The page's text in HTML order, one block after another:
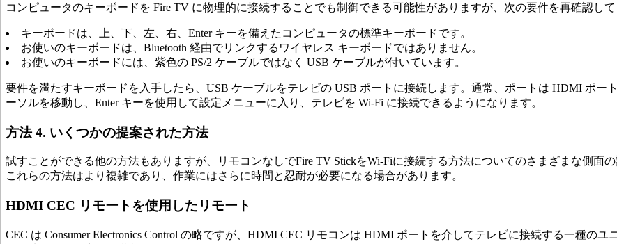
コンピュータのキーボードを Fire TV に物理的に接続することでも制御できる可能性がありますが、次の要件を再確認して
キーボードは、上、下、左、右、Enter キーを備えたコンピュータの標準キーボードです。
お使いのキーボードは、Bluetooth 経由でリンクするワイヤレス キーボードではありません。
お使いのキーボードには、紫色の PS/2 ケーブルではなく USB ケーブルが付いています。
要件を満たすキーボードを入手したら、USB ケーブルをテレビの USB ポートに接続します。通常、ポートは HDMI ポー
ーソルを移動し、Enter キーを使用して設定メニューに入り、テレビを Wi-Fi に接続できるようになります。
方法 4. いくつかの提案された方法
試すことができる他の方法もありますが、リモコンなしでFire TV StickをWi-Fiに接続する方法についてのさまざまな側面
これらの方法はより複雑であり、作業にはさらに時間と忍耐が必要になる場合があります。
HDMI CEC リモートを使用したリモート
CEC は Consumer Electronics Control の略ですが、HDMI CEC リモコンは HDMI ポートを介してテレビに接続する一種の